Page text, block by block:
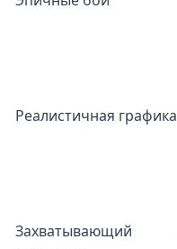
Реалистичная графика
Захватывающий